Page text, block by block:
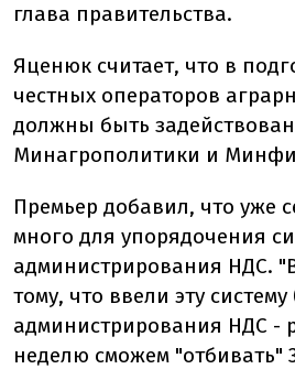
глава правительства.
Яценюк считает, что в
честных операторов
должны быть
Минагрополитики и
Премьер добавил, что уже
много для упорядочения
администрирования НДС.
тому, что ввели эту
администрирования НДС -
неделю сможем "отбивать"